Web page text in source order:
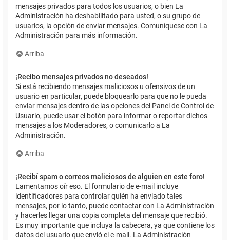
mensajes privados para todos los usuarios, o bien La
Administración ha deshabilitado para usted, o su grupo de
usuarios, la opción de enviar mensajes. Comuníquese con La
Administración para más información.
Arriba
¡Recibo mensajes privados no deseados!
Si está recibiendo mensajes maliciosos u ofensivos de un
usuario en particular, puede bloquearlo para que no le pueda
enviar mensajes dentro de las opciones del Panel de Control de
Usuario, puede usar el botón para informar o reportar dichos
mensajes a los Moderadores, o comunicarlo a La
Administración.
Arriba
¡Recibí spam o correos maliciosos de alguien en este foro!
Lamentamos oír eso. El formulario de e-mail incluye
identificadores para controlar quién ha enviado tales
mensajes, por lo tanto, puede contactar con La Administración
y hacerles llegar una copia completa del mensaje que recibió.
Es muy importante que incluya la cabecera, ya que contiene los
datos del usuario que envió el e-mail. La Administración